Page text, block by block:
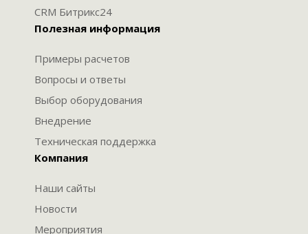
CRM Битрикс24
Полезная информация
Примеры расчетов
Вопросы и ответы
Выбор оборудования
Внедрение
Техническая поддержка
Компания
Наши сайты
Новости
Мероприятия